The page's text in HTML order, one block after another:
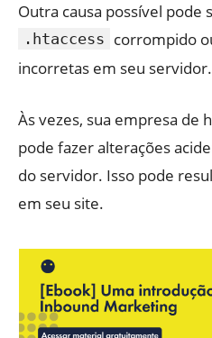
Outra causa possível pode
.htaccess corrompido
incorretas em seu servidor.
Às vezes, sua empresa de
pode fazer alterações
do servidor. Isso pode
em seu site.